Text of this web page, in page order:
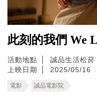
此刻的我們 We
活動地點
誠品生活松
上映日期
2025/05/16
電影 誠品電影院